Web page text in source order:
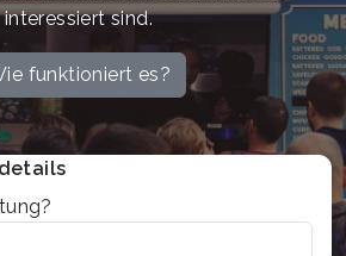
interessiert sind.
funktioniert es?